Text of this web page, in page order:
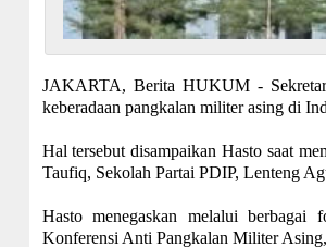
JAKARTA, Berita HUKUM -
keberadaan pangkalan militer asing di
Hal tersebut disampaikan Hasto saat
Taufiq, Sekolah Partai PDIP, Lenteng
Hasto menegaskan melalui
Konferensi Anti Pangkalan Militer